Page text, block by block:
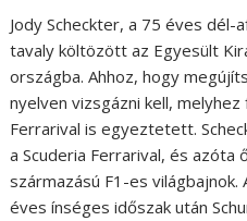
Jody Scheckter, a 75 éves
tavaly költözött az Egyesült
országba. Ahhoz, hogy
nyelven vizsgázni kell,
Ferrarival is egyeztetett.
a Scuderia Ferrarival, és azóta
származású F1-es világbajnok.
éves ínséges időszak után